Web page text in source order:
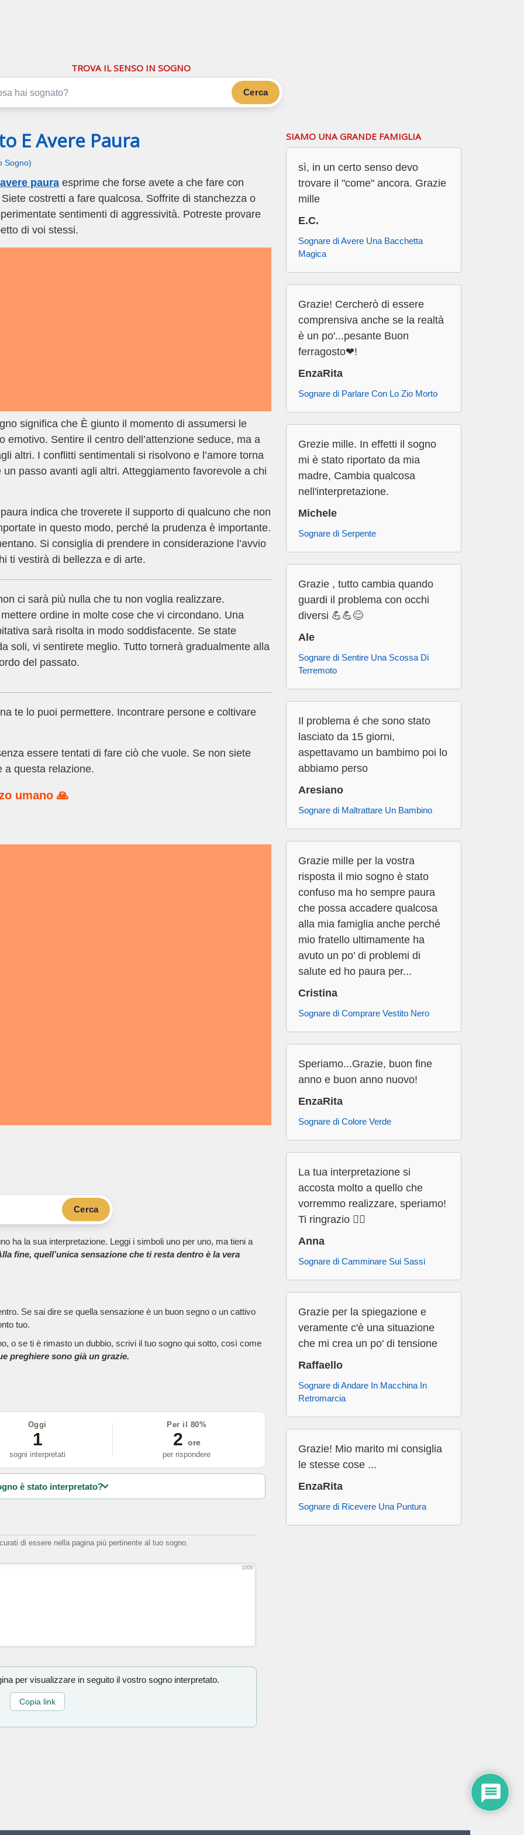
TROVA IL SENSO IN SOGNO
Cerca
E Avere Paura
Sogno)
paura esprime che forse avete a che fare con
costretti a fare qualcosa. Soffrite di stanchezza o
sentimenti di aggressività. Potreste provare
di voi stessi.
significa che È giunto il momento di assumersi le
emotivo. Sentire il centro dell’attenzione seduce, ma a
altri. I conflitti sentimentali si risolvono e l’amore torna
passo avanti agli altri. Atteggiamento favorevole a chi
indica che troverete il supporto di qualcuno che non
in questo modo, perché la prudenza è importante.
Si consiglia di prendere in considerazione l’avvio
ti vestirà di bellezza e di arte.
ci sarà più nulla che tu non voglia realizzare.
ordine in molte cose che vi circondano. Una
sarà risolta in modo soddisfacente. Se state
soli, vi sentirete meglio. Tutto tornerà gradualmente alla
del passato.
te lo puoi permettere. Incontrare persone e coltivare
essere tentati di fare ciò che vuole. Se non siete
a questa relazione.
umano 🙏
Cerca
ha la sua interpretazione. Leggi i simboli uno per uno, ma tieni a
fine, quell’unica sensazione che ti resta dentro è la vera
Se sai dire se quella sensazione è un buon segno o un cattivo
tuo.
o se ti è rimasto un dubbio, scrivi il tuo sogno qui sotto, così come
preghiere sono già un grazie.
Oggi
1
sogni interpretati
Per il 80%
2 ore
per rispondere
è stato interpretato?
di essere nella pagina più pertinente al tuo sogno.
1000
per visualizzare in seguito il vostro sogno interpretato.
Copia link
SIAMO UNA GRANDE FAMIGLIA
sì, in un certo senso devo
trovare il "come" ancora. Grazie
mille
E.C.
Sognare di Avere Una Bacchetta
Magica
Grazie! Cercherò di essere
comprensiva anche se la realtà
è un po'...pesante Buon
ferragosto❤!
EnzaRita
Sognare di Parlare Con Lo Zio Morto
Grezie mille. In effetti il sogno
mi è stato riportato da mia
madre, Cambia qualcosa
nell'interpretazione.
Michele
Sognare di Serpente
Grazie , tutto cambia quando
guardi il problema con occhi
diversi 💪💪😊
Ale
Sognare di Sentire Una Scossa Di
Terremoto
Il problema é che sono stato
lasciato da 15 giorni,
aspettavamo un bambimo poi lo
abbiamo perso
Aresiano
Sognare di Maltrattare Un Bambino
Grazie mille per la vostra
risposta il mio sogno è stato
confuso ma ho sempre paura
che possa accadere qualcosa
alla mia famiglia anche perché
mio fratello ultimamente ha
avuto un po' di problemi di
salute ed ho paura per...
Cristina
Sognare di Comprare Vestito Nero
Speriamo...Grazie, buon fine
anno e buon anno nuovo!
EnzaRita
Sognare di Colore Verde
La tua interpretazione si
accosta molto a quello che
vorremmo realizzare, speriamo!
Ti ringrazio 👍🏻
Anna
Sognare di Camminare Sui Sassi
Grazie per la spiegazione e
veramente c'è una situazione
che mi crea un po' di tensione
Raffaello
Sognare di Andare In Macchina In
Retromarcia
Grazie! Mio marito mi consiglia
le stesse cose ...
EnzaRita
Sognare di Ricevere Una Puntura